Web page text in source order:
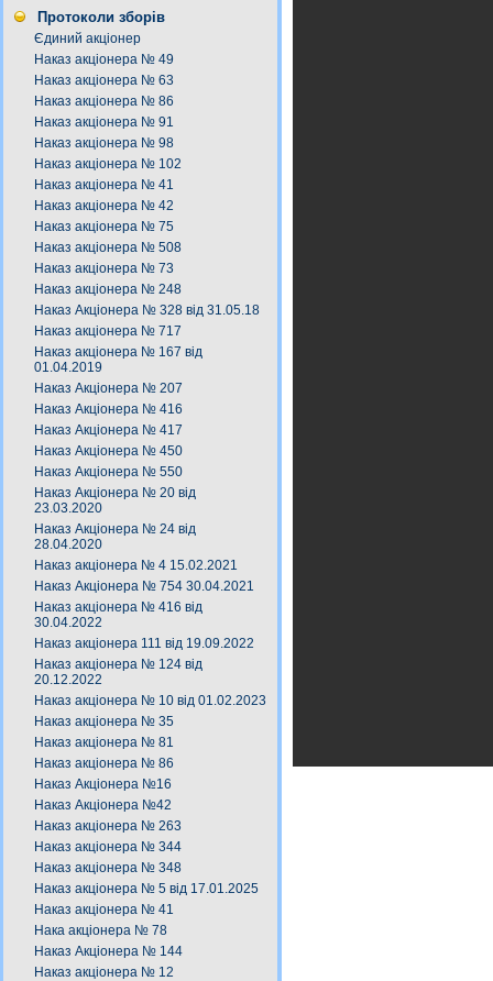
Протоколи зборів
Єдиний акціонер
Наказ акціонера № 49
Наказ акціонера № 63
Наказ акціонера № 86
Наказ акціонера № 91
Наказ акціонера № 98
Наказ акціонера № 102
Наказ акціонера № 41
Наказ акціонера № 42
Наказ акціонера № 75
Наказ акціонера № 508
Наказ акціонера № 73
Наказ акціонера № 248
Наказ Акціонера № 328 від 31.05.18
Наказ акціонера № 717
Наказ акціонера № 167 від
01.04.2019
Наказ Акціонера № 207
Наказ Акціонера № 416
Наказ Акціонера № 417
Наказ Акціонера № 450
Наказ Акціонера № 550
Наказ Акціонера № 20 від
23.03.2020
Наказ Акціонера № 24 від
28.04.2020
Наказ акціонера № 4 15.02.2021
Наказ Акціонера № 754 30.04.2021
Наказ акціонера № 416 від
30.04.2022
Наказ акціонера 111 від 19.09.2022
Наказ акціонера № 124 від
20.12.2022
Наказ акціонера № 10 від 01.02.2023
Наказ акціонера № 35
Наказ акціонера № 81
Наказ акціонера № 86
Наказ Акціонера №16
Наказ Акціонера №42
Наказ акціонера № 263
Наказ акціонера № 344
Наказ акціонера № 348
Наказ акціонера № 5 від 17.01.2025
Наказ акціонера № 41
Нака акціонера № 78
Наказ Акціонера № 144
Наказ акціонера № 12